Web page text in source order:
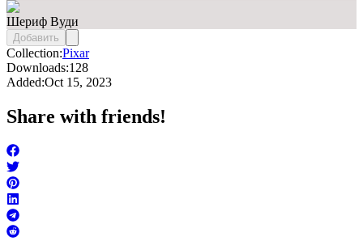
Шериф Вуди
Добавить
Collection:Pixar
Downloads:128
Added:Oct 15, 2023
Share with friends!